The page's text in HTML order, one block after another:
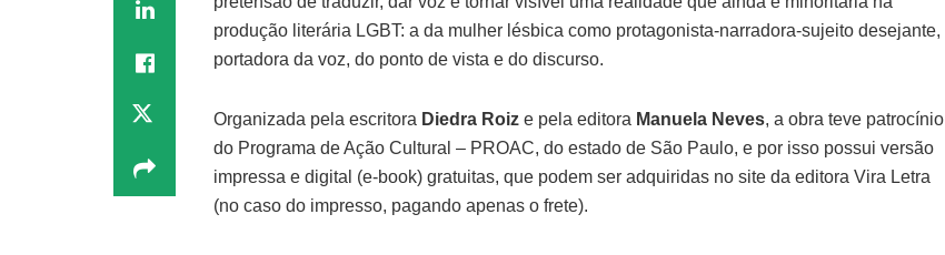
produção literária LGBT: a da mulher lésbica como protagonista-narradora-sujeito desejante,
portadora da voz, do ponto de vista e do discurso.
Organizada pela escritora Diedra Roiz e pela editora Manuela Neves, a obra teve patrocínio
do Programa de Ação Cultural – PROAC, do estado de São Paulo, e por isso possui versão
impressa e digital (e-book) gratuitas, que podem ser adquiridas no site da editora Vira Letra
(no caso do impresso, pagando apenas o frete).